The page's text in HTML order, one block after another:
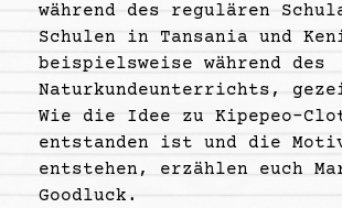
während des regulären
Schulen in Tansania und
beispielsweise während des
Naturkundeunterrichts,
Wie die Idee zu Kipepeo-
entstanden ist und die
entstehen, erzählen euch
Goodluck.